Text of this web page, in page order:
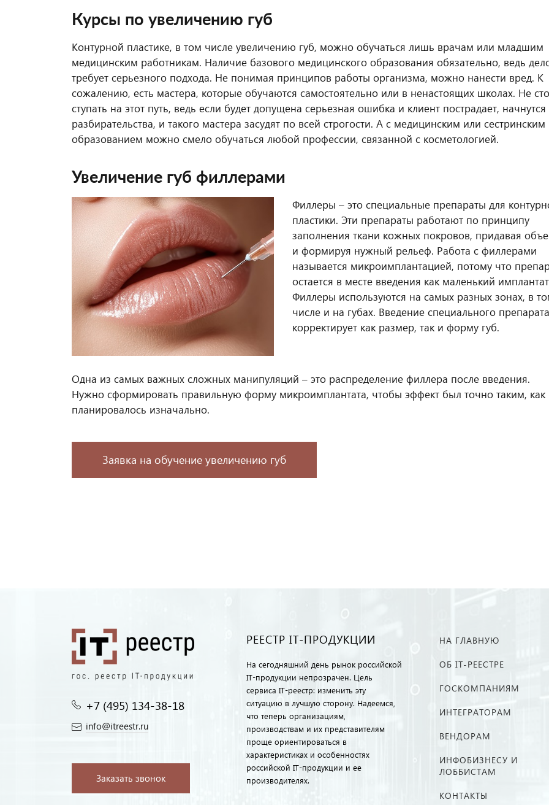
Курсы по увеличению губ
Контурной пластике, в том числе увеличению губ, можно обучаться лишь врачам или младшим
медицинским работникам. Наличие базового медицинского образования обязательно, ведь
требует серьезного подхода. Не понимая принципов работы организма, можно нанести вред. К
сожалению, есть мастера, которые обучаются самостоятельно или в ненастоящих школах. Не
ступать на этот путь, ведь если будет допущена серьезная ошибка и клиент пострадает, начнутся
разбирательства, и такого мастера засудят по всей строгости. А с медицинским или сестринским
образованием можно смело обучаться любой профессии, связанной с косметологией.
Увеличение губ филлерами
Филлеры – это специальные препараты для
пластики. Эти препараты работают по принципу
заполнения ткани кожных покровов, придавая
и формируя нужный рельеф. Работа с филлерами
называется микроимплантацией, потому что
остается в месте введения как маленький
Филлеры используются на самых разных зонах, в
числе и на губах. Введение специального препарата
корректирует как размер, так и форму губ.
Одна из самых важных сложных манипуляций – это распределение филлера после введения.
Нужно сформировать правильную форму микроимплантата, чтобы эффект был точно таким, как
планировалось изначально.
Заявка на обучение увеличению губ
+7 (495) 134-38-18‬
info@itreestr.ru
Заказать звонок
РЕЕСТР IT-ПРОДУКЦИИ
На сегодняшний день рынок российской
IT-продукции непрозрачен. Цель
сервиса IT-реестр: изменить эту
ситуацию в лучшую сторону. Надеемся,
что теперь организациям,
производствам и их представителям
проще ориентироваться в
характеристиках и особенностях
российской IT-продукции и ее
производителях.
НА ГЛАВНУЮ
ОБ IT-РЕЕСТРЕ
ГОСКОМПАНИЯМ
ИНТЕГРАТОРАМ
ВЕНДОРАМ
ИНФОБИЗНЕСУ И
ЛОББИСТАМ
КОНТАКТЫ